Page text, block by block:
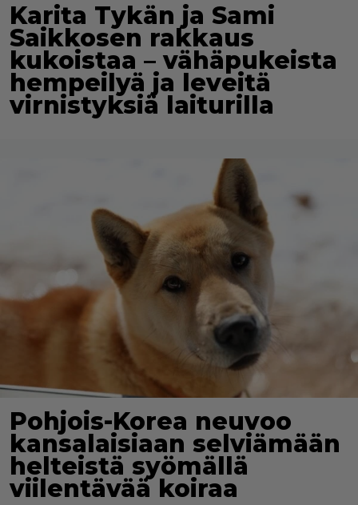
Karita Tykän ja Sami
Saikkosen rakkaus
kukoistaa – vähäpukeista
hempeilyä ja leveitä
virnistyksiä laiturilla
Pohjois-Korea neuvoo
kansalaisiaan selviämään
helteistä syömällä
viilentävää koiraa